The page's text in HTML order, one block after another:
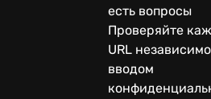
есть вопросы
Проверяйте
URL
вводом